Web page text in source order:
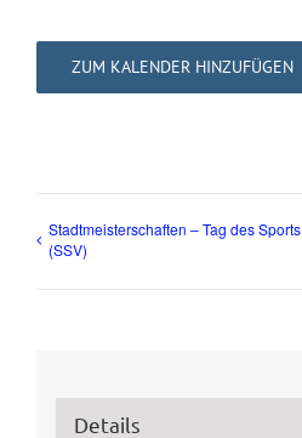
ZUM KALENDER HINZUFÜGEN
Stadtmeisterschaften – Tag des Sports
(SSV)
Details